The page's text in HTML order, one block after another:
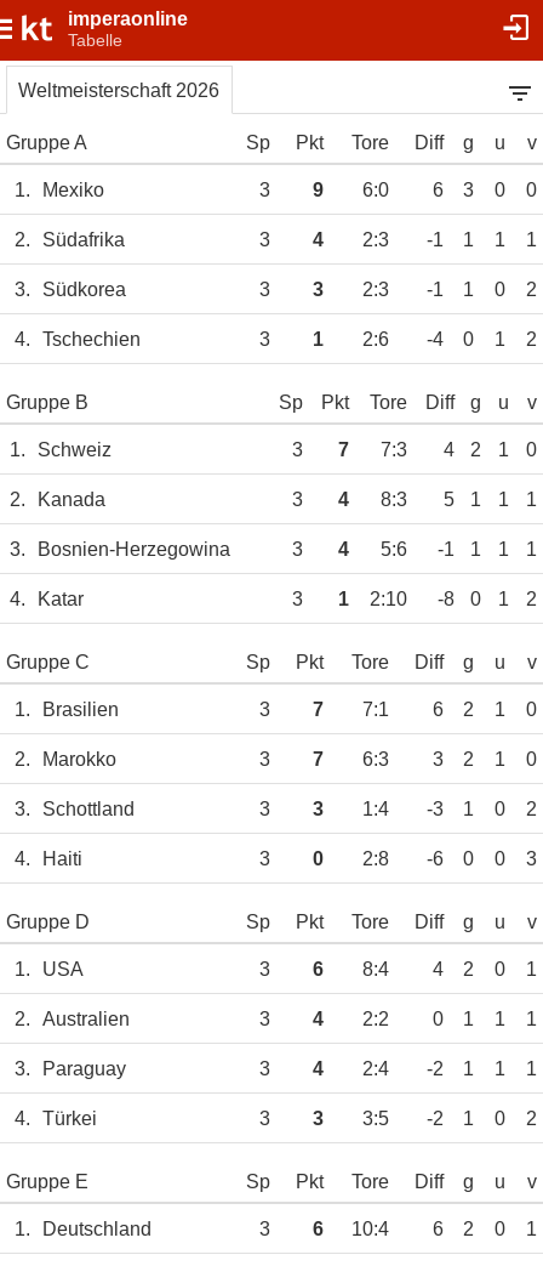
imperaonline
Tabelle
Weltmeisterschaft 2026
Gruppe A Sp Pkt Tore Diff g u v
1. Mexiko 3 9 6:0 6 3 0 0
2. Südafrika 3 4 2:3 -1 1 1 1
3. Südkorea 3 3 2:3 -1 1 0 2
4. Tschechien 3 1 2:6 -4 0 1 2
Gruppe B Sp Pkt Tore Diff g u v
1. Schweiz 3 7 7:3 4 2 1 0
2. Kanada 3 4 8:3 5 1 1 1
3. Bosnien-Herzegowina 3 4 5:6 -1 1 1 1
4. Katar 3 1 2:10 -8 0 1 2
Gruppe C Sp Pkt Tore Diff g u v
1. Brasilien 3 7 7:1 6 2 1 0
2. Marokko 3 7 6:3 3 2 1 0
3. Schottland 3 3 1:4 -3 1 0 2
4. Haiti 3 0 2:8 -6 0 0 3
Gruppe D Sp Pkt Tore Diff g u v
1. USA 3 6 8:4 4 2 0 1
2. Australien 3 4 2:2 0 1 1 1
3. Paraguay 3 4 2:4 -2 1 1 1
4. Türkei 3 3 3:5 -2 1 0 2
Gruppe E Sp Pkt Tore Diff g u v
1. Deutschland 3 6 10:4 6 2 0 1